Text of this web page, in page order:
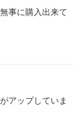
事に購入出来て
アップしていま